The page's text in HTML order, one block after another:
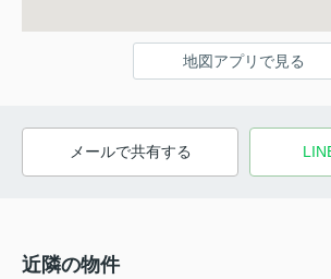
地図アプリで見る
メールで共有する
近隣の物件